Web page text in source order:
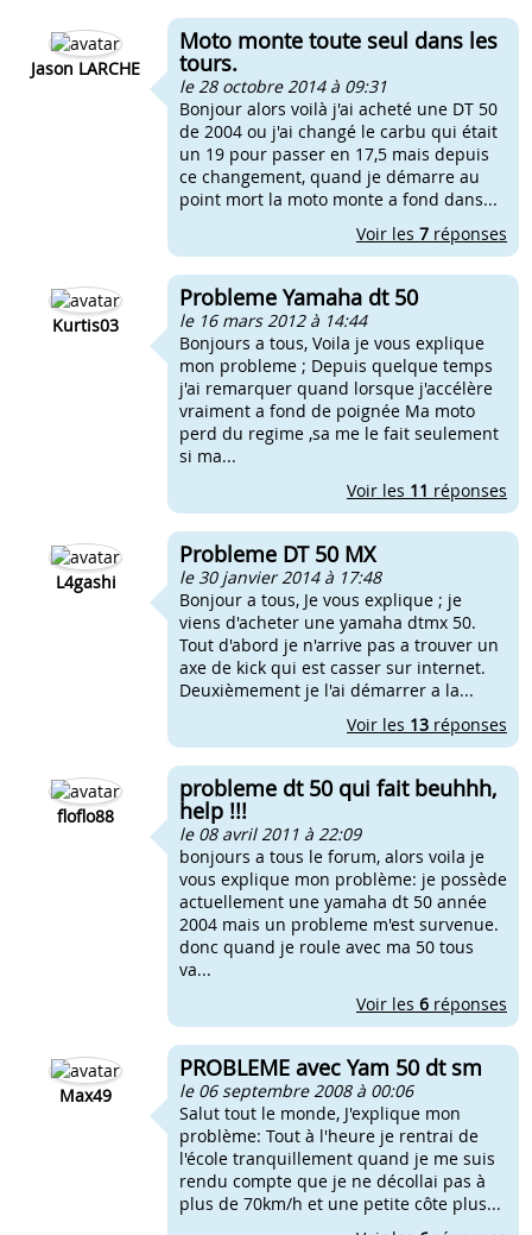
Jason LARCHE
Moto monte toute seul dans les
tours.
le 28 octobre 2014 à 09:31
Bonjour alors voilà j'ai acheté une DT 50
de 2004 ou j'ai changé le carbu qui était
un 19 pour passer en 17,5 mais depuis
ce changement, quand je démarre au
point mort la moto monte a fond dans...
Voir les 7 réponses
Kurtis03
Probleme Yamaha dt 50
le 16 mars 2012 à 14:44
Bonjours a tous, Voila je vous explique
mon probleme ; Depuis quelque temps
j'ai remarquer quand lorsque j'accélère
vraiment a fond de poignée Ma moto
perd du regime ,sa me le fait seulement
si ma...
Voir les 11 réponses
L4gashi
Probleme DT 50 MX
le 30 janvier 2014 à 17:48
Bonjour a tous, Je vous explique ; je
viens d'acheter une yamaha dtmx 50.
Tout d'abord je n'arrive pas a trouver un
axe de kick qui est casser sur internet.
Deuxièmement je l'ai démarrer a la...
Voir les 13 réponses
floflo88
probleme dt 50 qui fait beuhhh,
help !!!
le 08 avril 2011 à 22:09
bonjours a tous le forum, alors voila je
vous explique mon problème: je possède
actuellement une yamaha dt 50 année
2004 mais un probleme m'est survenue.
donc quand je roule avec ma 50 tous
va...
Voir les 6 réponses
Max49
PROBLEME avec Yam 50 dt sm
le 06 septembre 2008 à 00:06
Salut tout le monde, J'explique mon
problème: Tout à l'heure je rentrai de
l'école tranquillement quand je me suis
rendu compte que je ne décollai pas à
plus de 70km/h et une petite côte plus...